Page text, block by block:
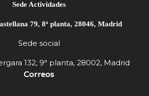
Sede Actividades
79, 8ª planta, 28046, Madrid
Sede social
132, 9ª planta, 28002, Madrid
Correos